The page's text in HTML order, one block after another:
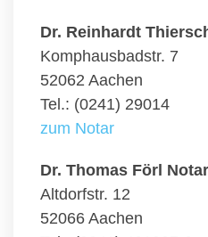
Dr. Reinhardt
Komphausbadstr. 7
52062 Aachen
Tel.: (0241) 29014
zum Notar
Dr. Thomas Förl Notar
Altdorfstr. 12
52066 Aachen